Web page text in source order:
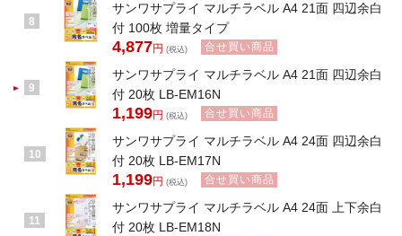
8
サンワサプライ マルチラベル A4 21面 四辺余白
付 100枚 増量タイプ
4,877円 (税込) 合せ買い商品
9
サンワサプライ マルチラベル A4 21面 四辺余白
付 20枚 LB-EM16N
1,199円 (税込) 合せ買い商品
10
サンワサプライ マルチラベル A4 24面 四辺余白
付 20枚 LB-EM17N
1,199円 (税込) 合せ買い商品
11
サンワサプライ マルチラベル A4 24面 上下余白
付 20枚 LB-EM18N